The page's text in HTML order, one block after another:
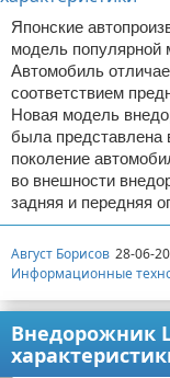
Японские
модель популярной
Автомобиль
соответствием
Новая модель
была представлена
поколение
во внешности
задняя и передняя
Август Борисов 28-06-
Информационные
Внедорожник